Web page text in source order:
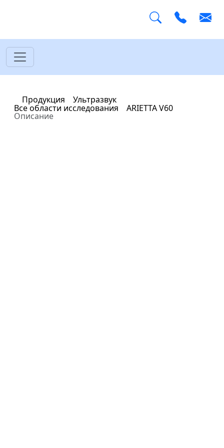
Главная
Продукция Ультразвук
Все области исследования ARIETTA V60
Описание